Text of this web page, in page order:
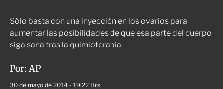
Sólo basta con una inyección en los ovarios para
aumentar las posibilidades de que esa parte del cuerpo
siga sana tras la quimioterapia
Por:AP
30 de mayo de 2014 - 19:22 Hrs